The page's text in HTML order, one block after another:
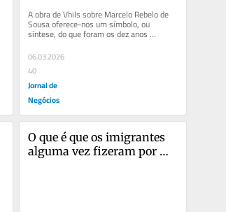
A obra de Vhils sobre Marcelo Rebelo de
Sousa oferece-nos um símbolo, ou
síntese, do que foram os dez anos
intensos e ambíguos da Presidência que...
06.03.2026
40
Jornal de
Negócios
O que é que os imigrantes
alguma vez fizeram por